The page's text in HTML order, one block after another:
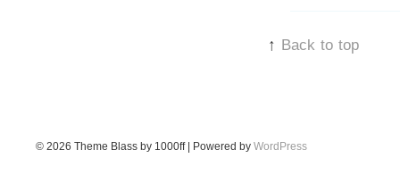
↑ Back to top
© 2026 Theme Blass by 1000ff | Powered by WordPress